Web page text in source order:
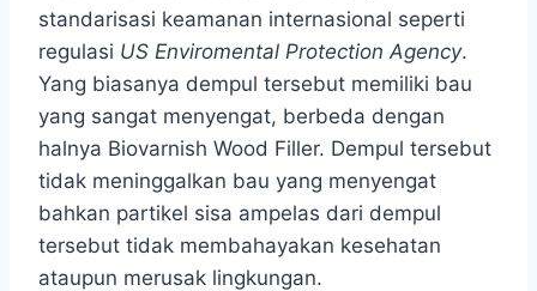
standarisasi keamanan internasional seperti
regulasi US Enviromental Protection Agency.
Yang biasanya dempul tersebut memiliki bau
yang sangat menyengat, berbeda dengan
halnya Biovarnish Wood Filler. Dempul tersebut
tidak meninggalkan bau yang menyengat
bahkan partikel sisa ampelas dari dempul
tersebut tidak membahayakan kesehatan
ataupun merusak lingkungan.